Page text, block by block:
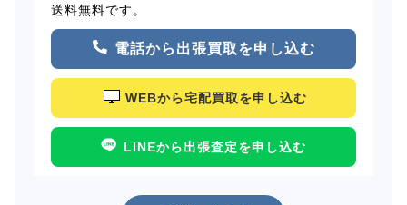
送料無料です。
電話から出張買取を申し込む
WEBから宅配買取を申し込む
LINEから出張査定を申し込む